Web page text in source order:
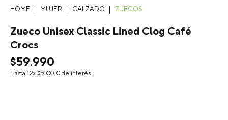
MUJER CALZADO ZUECOS
Zueco Unisex Classic Lined Clog Café
Crocs
$59.990
Hasta 12x $5000, 0 de interés